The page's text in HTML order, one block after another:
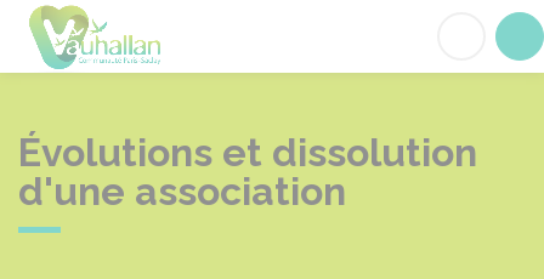
Évolutions et dissolution
d'une association